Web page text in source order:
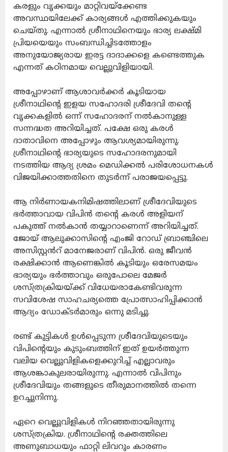
കരളും വൃക്കയും മാറ്റിവയ്ക്കേണ്ട
അവസ്ഥയിലേക്ക് കാര്യങ്ങൾ എത്തിക്കുകയും
ചെയ്തു. എന്നാൽ ശ്രീനാഥിനെയും ഭാര്യ ലക്ഷ്മി
പ്രിയയെയും സംബന്ധിച്ചിടത്തോളം
അനുയോജ്യരായ ഇരട്ട ദാദാക്കളെ കണ്ടെത്തുക
എന്നത് കഠിനമായ വെല്ലുവിളിയായി.
അപ്പോഴാണ് ആശാവർക്കർ കൂടിയായ
ശ്രീനാഥിന്റെ ഇളയ സഹോദരി ശ്രീദേവി തൻ്റെ
വൃക്കകളിൽ ഒന്ന് സഹോദരന് നൽകാനുള്ള
സന്നദ്ധത അറിയിച്ചത്. പക്ഷേ ഒരു കരൾ
ദാതാവിനെ അപ്പോഴും ആവശ്യമായിരുന്നു.
ശ്രീനാഥിന്റെ ഭാര്യയുടെ സഹോദരനുമായി
നടത്തിയ ആദ്യ ശ്രമം മെഡിക്കൽ പരിശോധനകൾ
വിജയിക്കാത്തതിനെ തുടർന്ന് പരാജയപ്പെട്ടു.
ആ നിർണായകനിമിഷത്തിലാണ് ശ്രീദേവിയുടെ
ഭർത്താവായ വിപിൻ തന്റെ കരൾ അളിയന്
പകുത്ത് നൽകാൻ തയ്യാറാണെന്ന് അറിയിച്ചത്.
ജോയ് ആലുക്കാസിന്റെ എംജി റോഡ് ബ്രാഞ്ചിലെ
അസിസ്റ്റൻറ് മാനേജരാണ് വിപിൻ. ഒരു ജീവൻ
രക്ഷിക്കാൻ ആണെങ്കിൽ കൂടിയും ഒരേസമയം
ഭാര്യയും ഭർത്താവും ഒരുപോലെ മേജർ
ശസ്ത്രക്രിയയ്ക്ക് വിധേയരാകേണ്ടിവരുന്ന
സവിശേഷ സാഹചര്യത്തെ പ്രോത്സാഹിപ്പിക്കാൻ
ആദ്യം ഡോക്ടർമാരും ഒന്നു മടിച്ചു.
രണ്ട് കുട്ടികൾ ഉൾപ്പെടുന്ന ശ്രീദേവിയുടെയും
വിപിന്റെയും കുടുംബത്തിന് ഇത് ഉയർത്തുന്ന
വലിയ വെല്ലുവിളികളെക്കുറിച്ച് എല്ലാവരും
ആശങ്കാകുലരായിരുന്നു. എന്നാൽ വിപിനും
ശ്രീദേവിയും തങ്ങളുടെ തീരുമാനത്തിൽ തന്നെ
ഉറച്ചുനിന്നു.
ഏറെ വെല്ലുവിളികൾ നിറഞ്ഞതായിരുന്നു
ശസ്ത്രക്രിയ. ശ്രീനാഥിന്റെ രക്തത്തിലെ
അണുബാധയും ഫാറ്റി ലിവറും കാരണം